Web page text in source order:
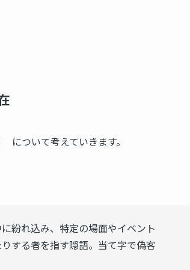
ついて考えていきます。
紛れ込み、特定の場面やイベント
する者を指す隠語。当て字で偽客